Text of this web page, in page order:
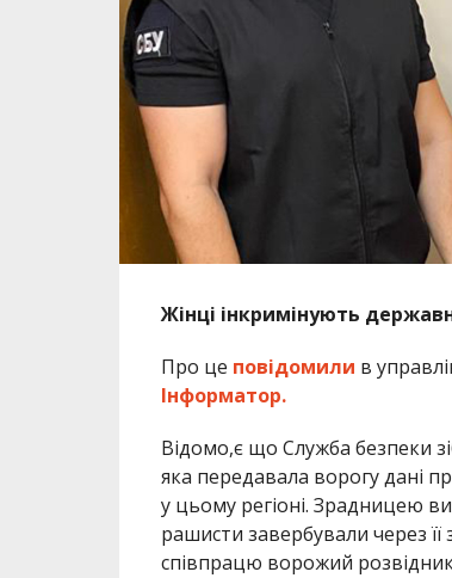
Жінці інкримінують
Про це повідомили в
Інформатор.
Відомо,є що Служба безпеки
яка передавала ворогу дані
у цьому регіоні. Зрадницею
рашисти завербували через
співпрацю ворожий